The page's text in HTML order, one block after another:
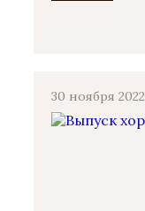
30 ноября 2022